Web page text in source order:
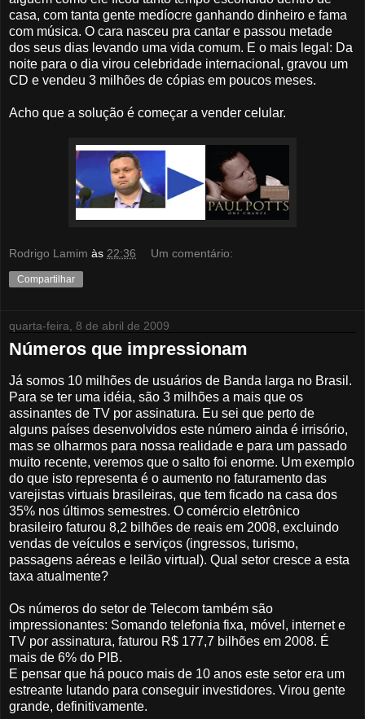
casa, com tanta gente medíocre ganhando dinheiro e fama
com música. O cara nasceu pra cantar e passou metade
dos seus dias levando uma vida comum. E o mais legal: Da
noite para o dia virou celebridade internacional, gravou um
CD e vendeu 3 milhões de cópias em poucos meses.
Acho que a solução é começar a vender celular.
Rodrigo Lamim às 22:36 Um comentário:
Compartilhar
quarta-feira, 8 de abril de 2009
Números que impressionam
Já somos 10 milhões de usuários de Banda larga no Brasil.
Para se ter uma idéia, são 3 milhões a mais que os
assinantes de TV por assinatura. Eu sei que perto de
alguns países desenvolvidos este número ainda é irrisório,
mas se olharmos para nossa realidade e para um passado
muito recente, veremos que o salto foi enorme. Um exemplo
do que isto representa é o aumento no faturamento das
varejistas virtuais brasileiras, que tem ficado na casa dos
35% nos últimos semestres. O comércio eletrônico
brasileiro faturou 8,2 bilhões de reais em 2008, excluindo
vendas de veículos e serviços (ingressos, turismo,
passagens aéreas e leilão virtual). Qual setor cresce a esta
taxa atualmente?
Os números do setor de Telecom também são
impressionantes: Somando telefonia fixa, móvel, internet e
TV por assinatura, faturou R$ 177,7 bilhões em 2008. É
mais de 6% do PIB.
E pensar que há pouco mais de 10 anos este setor era um
estreante lutando para conseguir investidores. Virou gente
grande, definitivamente.